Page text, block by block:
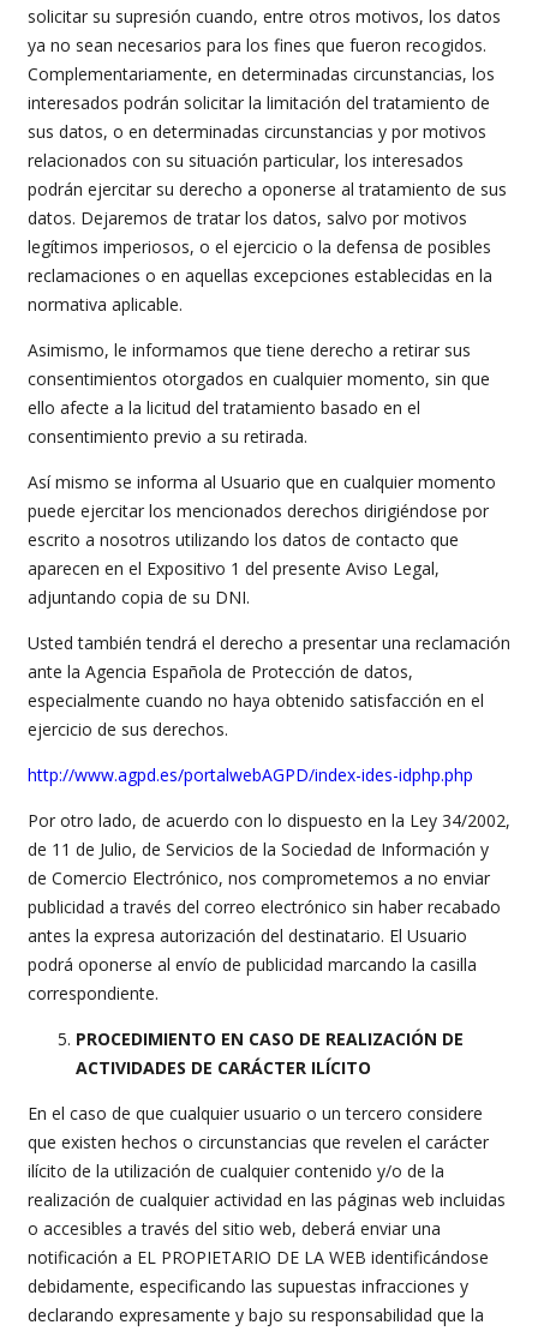
solicitar su supresión cuando, entre otros motivos, los datos
ya no sean necesarios para los fines que fueron recogidos.
Complementariamente, en determinadas circunstancias, los
interesados podrán solicitar la limitación del tratamiento de
sus datos, o en determinadas circunstancias y por motivos
relacionados con su situación particular, los interesados
podrán ejercitar su derecho a oponerse al tratamiento de sus
datos. Dejaremos de tratar los datos, salvo por motivos
legítimos imperiosos, o el ejercicio o la defensa de posibles
reclamaciones o en aquellas excepciones establecidas en la
normativa aplicable.
Asimismo, le informamos que tiene derecho a retirar sus
consentimientos otorgados en cualquier momento, sin que
ello afecte a la licitud del tratamiento basado en el
consentimiento previo a su retirada.
Así mismo se informa al Usuario que en cualquier momento
puede ejercitar los mencionados derechos dirigiéndose por
escrito a nosotros utilizando los datos de contacto que
aparecen en el Expositivo 1 del presente Aviso Legal,
adjuntando copia de su DNI.
Usted también tendrá el derecho a presentar una reclamación
ante la Agencia Española de Protección de datos,
especialmente cuando no haya obtenido satisfacción en el
ejercicio de sus derechos.
http://www.agpd.es/portalwebAGPD/index-ides-idphp.php
Por otro lado, de acuerdo con lo dispuesto en la Ley 34/2002,
de 11 de Julio, de Servicios de la Sociedad de Información y
de Comercio Electrónico, nos comprometemos a no enviar
publicidad a través del correo electrónico sin haber recabado
antes la expresa autorización del destinatario. El Usuario
podrá oponerse al envío de publicidad marcando la casilla
correspondiente.
PROCEDIMIENTO EN CASO DE REALIZACIÓN DE
ACTIVIDADES DE CARÁCTER ILÍCITO
En el caso de que cualquier usuario o un tercero considere
que existen hechos o circunstancias que revelen el carácter
ilícito de la utilización de cualquier contenido y/o de la
realización de cualquier actividad en las páginas web incluidas
o accesibles a través del sitio web, deberá enviar una
notificación a EL PROPIETARIO DE LA WEB identificándose
debidamente, especificando las supuestas infracciones y
declarando expresamente y bajo su responsabilidad que la